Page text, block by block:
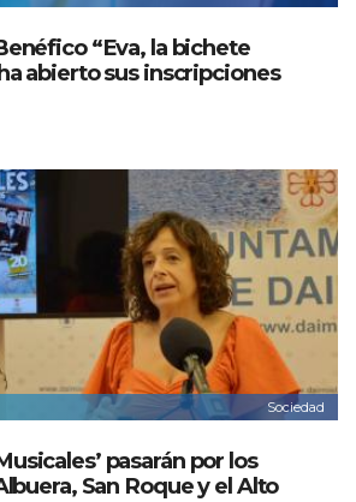
“Eva, la bichete
abierto sus inscripciones
Sociedad
pasarán por los
San Roque y el Alto